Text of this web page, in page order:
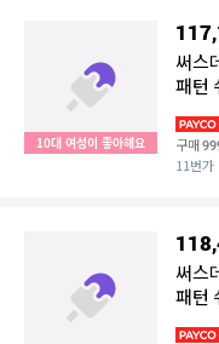
10대 여성이 좋아해요
써스
패턴
구매
11번가
써스
패턴